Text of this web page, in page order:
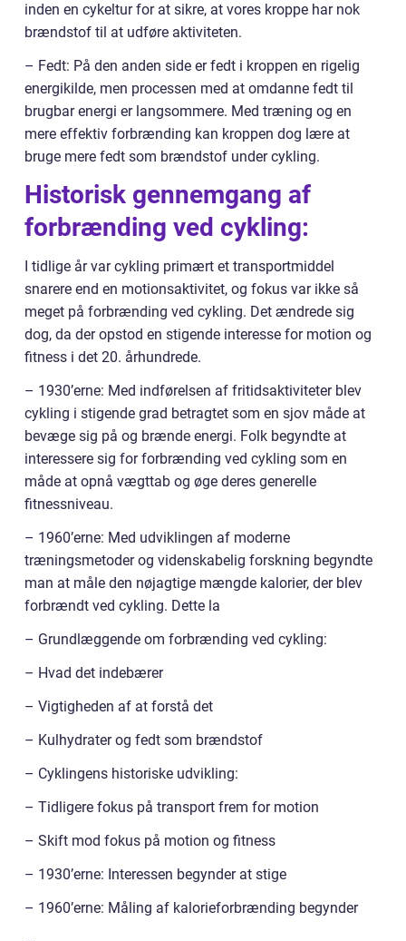
inden en cykeltur for at sikre, at vores kroppe har nok
brændstof til at udføre aktiviteten.
– Fedt: På den anden side er fedt i kroppen en rigelig
energikilde, men processen med at omdanne fedt til
brugbar energi er langsommere. Med træning og en
mere effektiv forbrænding kan kroppen dog lære at
bruge mere fedt som brændstof under cykling.
Historisk gennemgang af
forbrænding ved cykling:
I tidlige år var cykling primært et transportmiddel
snarere end en motionsaktivitet, og fokus var ikke så
meget på forbrænding ved cykling. Det ændrede sig
dog, da der opstod en stigende interesse for motion og
fitness i det 20. århundrede.
– 1930’erne: Med indførelsen af fritidsaktiviteter blev
cykling i stigende grad betragtet som en sjov måde at
bevæge sig på og brænde energi. Folk begyndte at
interessere sig for forbrænding ved cykling som en
måde at opnå vægttab og øge deres generelle
fitnessniveau.
– 1960’erne: Med udviklingen af moderne
træningsmetoder og videnskabelig forskning begyndte
man at måle den nøjagtige mængde kalorier, der blev
forbrændt ved cykling. Dette la
– Grundlæggende om forbrænding ved cykling:
– Hvad det indebærer
– Vigtigheden af at forstå det
– Kulhydrater og fedt som brændstof
– Cyklingens historiske udvikling:
– Tidligere fokus på transport frem for motion
– Skift mod fokus på motion og fitness
– 1930’erne: Interessen begynder at stige
– 1960’erne: Måling af kalorieforbrænding begynder